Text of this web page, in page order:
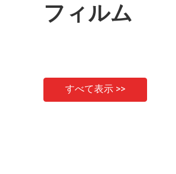
フィルム
すべて表示 >>